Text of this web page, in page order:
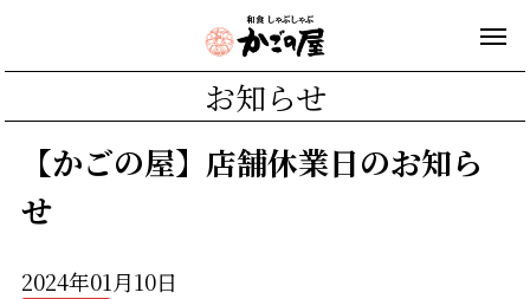
お知らせ
【かごの屋】店舗休業日のお知ら
せ
2024年01月10日